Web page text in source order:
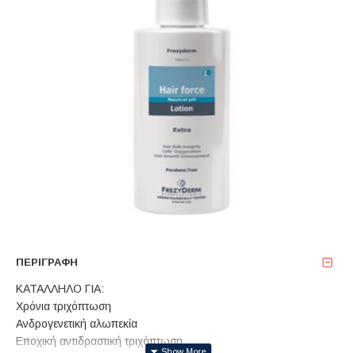
ΠΕΡΙΓΡΑΦΉ
ΚΑΤΑΛΛΗΛΟ ΓΙΑ:
Χρόνια τριχόπτωση
Ανδρογενετική αλωπεκία
Εποχική αντιδραστική τριχόπτωση